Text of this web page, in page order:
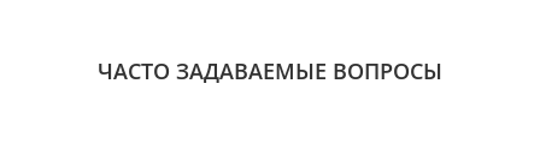
ЧАСТО ЗАДАВАЕМЫЕ ВОПРОСЫ